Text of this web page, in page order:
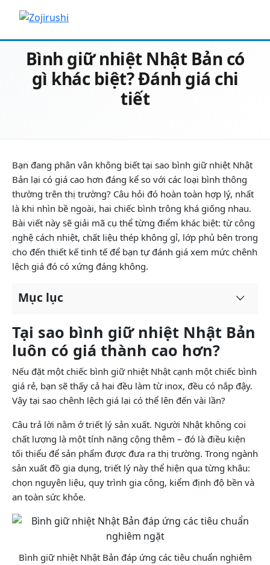
Bình giữ nhiệt Nhật Bản có
gì khác biệt? Đánh giá chi
tiết
Bạn đang phân vân không biết tại sao bình giữ nhiệt Nhật
Bản lại có giá cao hơn đáng kể so với các loại bình thông
thường trên thị trường? Câu hỏi đó hoàn toàn hợp lý, nhất
là khi nhìn bề ngoài, hai chiếc bình trông khá giống nhau.
Bài viết này sẽ giải mã cụ thể từng điểm khác biệt: từ công
nghệ cách nhiệt, chất liệu thép không gỉ, lớp phủ bên trong
cho đến thiết kế tinh tế để bạn tự đánh giá xem mức chênh
lệch giá đó có xứng đáng không.
Mục lục
Tại sao bình giữ nhiệt Nhật Bản
luôn có giá thành cao hơn?
Nếu đặt một chiếc bình giữ nhiệt Nhật cạnh một chiếc bình
giá rẻ, bạn sẽ thấy cả hai đều làm từ inox, đều có nắp đậy.
Vậy tại sao chênh lệch giá lại có thể lên đến vài lần?
Câu trả lời nằm ở triết lý sản xuất. Người Nhật không coi
chất lượng là một tính năng cộng thêm – đó là điều kiện
tối thiểu để sản phẩm được đưa ra thị trường. Trong ngành
sản xuất đồ gia dụng, triết lý này thể hiện qua từng khâu:
chọn nguyên liệu, quy trình gia công, kiểm định độ bền và
an toàn sức khỏe.
Bình giữ nhiệt Nhật Bản đáp ứng các tiêu chuẩn nghiêm